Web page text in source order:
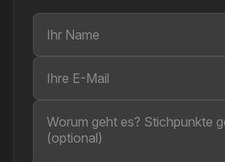
Ihr Name
Ihre E-Mail
Ihre Nachricht (optional)